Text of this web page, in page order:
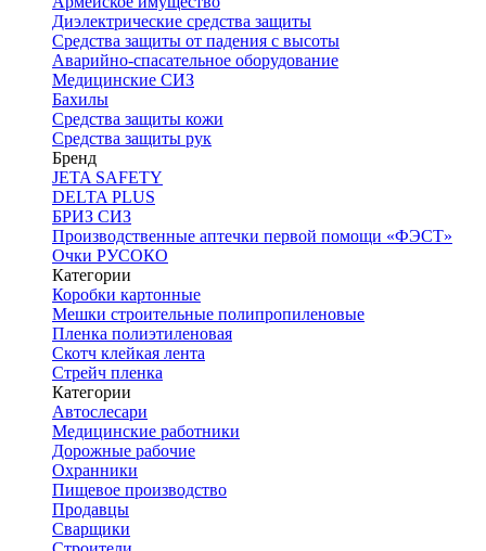
Диэлектрические средства защиты
Средства защиты от падения с высоты
Аварийно-спасательное оборудование
Медицинские СИЗ
Бахилы
Средства защиты кожи
Средства защиты рук
Бренд
JETA SAFETY
DELTA PLUS
БРИЗ СИЗ
Производственные аптечки первой помощи «ФЭСТ»
Очки РУСОКО
Категории
Коробки картонные
Мешки строительные полипропиленовые
Пленка полиэтиленовая
Скотч клейкая лента
Стрейч пленка
Категории
Автослесари
Медицинские работники
Дорожные рабочие
Охранники
Пищевое производство
Продавцы
Сварщики